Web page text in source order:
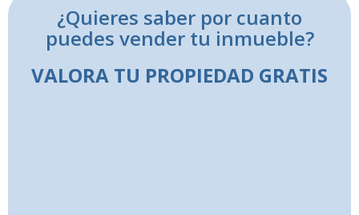
¿Quieres saber por cuanto
puedes vender tu inmueble?
VALORA TU PROPIEDAD GRATIS